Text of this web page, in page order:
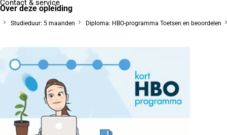
Contact & service
Over deze opleiding
Studieduur: 5 maanden Diploma: HBO-programma Toetsen en beoordelen